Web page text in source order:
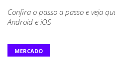
Confira o passo a passo e veja
Android e iOS
MERCADO